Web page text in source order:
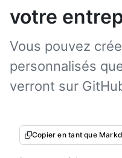
votre
Vous pouvez
personnalisés
verront sur
Copier en tant que